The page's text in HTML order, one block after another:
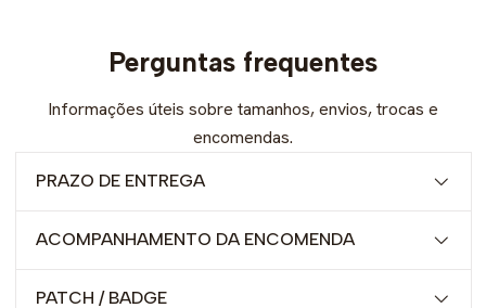
Perguntas frequentes
Informações úteis sobre tamanhos, envios, trocas e
encomendas.
PRAZO DE ENTREGA
ACOMPANHAMENTO DA ENCOMENDA
PATCH / BADGE